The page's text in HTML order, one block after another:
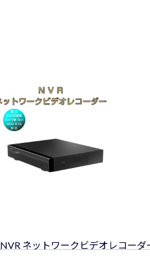
NVR ネットワークビデオレコーダ